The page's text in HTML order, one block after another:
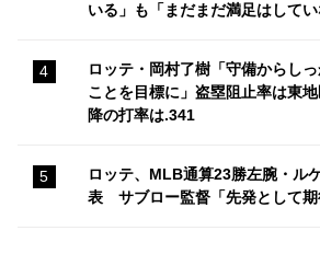
いる」も「まだまだ満足はしてい
ロッテ・岡村了樹「守備からし
ことを目標に」盗塁阻止率は東
降の打率は.341
ロッテ、MLB通算23勝左腕・ル
表 サブロー監督「先発として期